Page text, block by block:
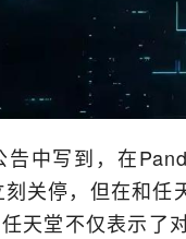
告中写到，在
刻关停，但在和任
天堂不仅表示了